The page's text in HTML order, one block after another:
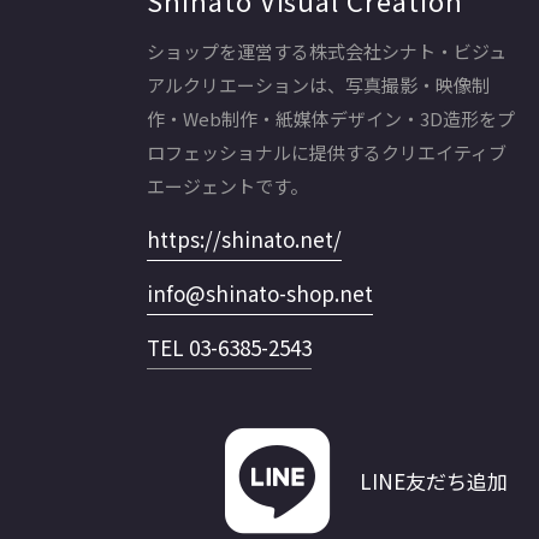
ショップを運営する株式会社シナト・ビジュ
アルクリエーションは、写真撮影・映像制
作・Web制作・紙媒体デザイン・3D造形をプ
ロフェッショナルに提供するクリエイティブ
エージェントです。
https://shinato.net/
info@shinato-shop.net
TEL 03-6385-2543
LINE友だち追加